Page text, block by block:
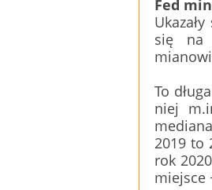
Fed
się na
To
niej
2019 to
rok
miejsce